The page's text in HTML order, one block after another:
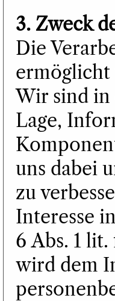
3. Zweck
Die
ermöglicht
Wir sind in
Lage,
uns dabei
zu
Interesse
6 Abs. 1
wird dem